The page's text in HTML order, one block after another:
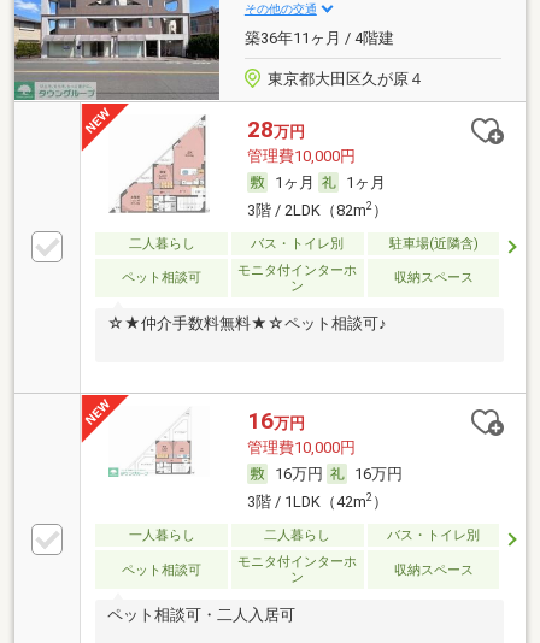
その他の交通
築36年11ヶ月 / 4階建
東京都大田区久が原４
28万円
管理費10,000円
1ヶ月
1ヶ月
3階 / 2LDK（82m2）
二人暮らし バス・トイレ別 駐車場(近隣含)
ペット相談可
モニタ付インターホ
ン
収納スペース
☆★仲介手数料無料★☆ペット相談可♪
16万円
管理費10,000円
16万円
16万円
3階 / 1LDK（42m2）
一人暮らし 二人暮らし バス・トイレ別
ペット相談可
モニタ付インターホ
ン
収納スペース
ペット相談可・二人入居可